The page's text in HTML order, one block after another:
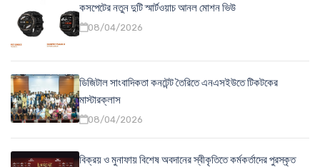
কসপেটের নতুন দুটি স্মার্টওয়াচ আনল মোশন ভিউ
08/04/2026
ডিজিটাল সাংবাদিকতা কনটেন্ট তৈরিতে এনএসইউতে টিকটকের
মাস্টারক্লাস
08/04/2026
বিক্রয় ও মুনাফায় বিশেষ অবদানের স্বীকৃতিতে কর্মকর্তাদের পুরস্কৃত